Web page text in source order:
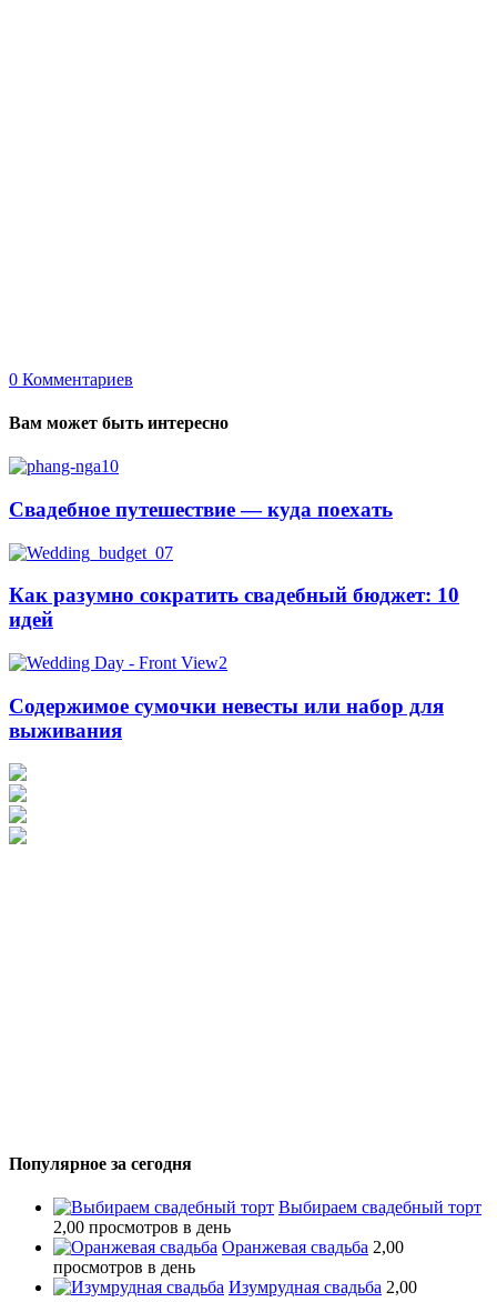
0 Комментариев
Вам может быть интересно
Свадебное путешествие — куда поехать
Как разумно сократить свадебный бюджет: 10
идей
Содержимое сумочки невесты или набор для
выживания
Популярное за сегодня
Выбираем свадебный торт
2,00 просмотров в день
Оранжевая свадьба 2,00
просмотров в день
Изумрудная свадьба 2,00